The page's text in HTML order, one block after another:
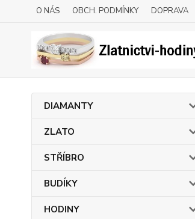
O NÁS OBCH. PODMÍNKY DOPRAVA
DIAMANTY
ZLATO
STŘÍBRO
BUDÍKY
HODINY